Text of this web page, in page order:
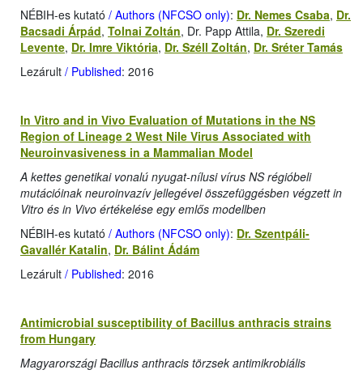
NÉBIH-es kutató / Authors (NFCSO only): Dr. Nemes Csaba, Dr.
Bacsadi Árpád, Tolnai Zoltán, Dr. Papp Attila, Dr. Szeredi
Levente, Dr. Imre Viktória, Dr. Széll Zoltán, Dr. Sréter Tamás
Lezárult / Published: 2016
In Vitro and in Vivo Evaluation of Mutations in the NS
Region of Lineage 2 West Nile Virus Associated with
Neuroinvasiveness in a Mammalian Model
A kettes genetikai vonalú nyugat-nílusi vírus NS régióbeli
mutációinak neuroinvazív jellegével összefüggésben végzett in
Vitro és in Vivo értékelése egy emlős modellben
NÉBIH-es kutató / Authors (NFCSO only): Dr. Szentpáli-
Gavallér Katalin, Dr. Bálint Ádám
Lezárult / Published: 2016
Antimicrobial susceptibility of Bacillus anthracis strains
from Hungary
Magyarországi Bacillus anthracis törzsek antimikrobiális